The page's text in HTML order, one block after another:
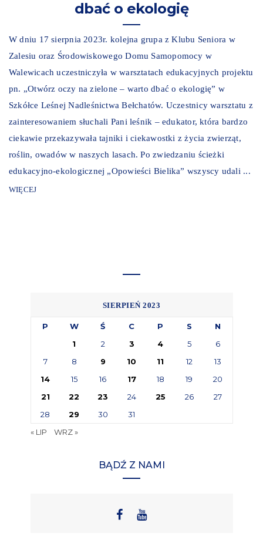
dbać o ekologię
W dniu 17 sierpnia 2023r. kolejna grupa z Klubu Seniora w
Zalesiu oraz Środowiskowego Domu Samopomocy w
Walewicach uczestniczyła w warsztatach edukacyjnych projektu
pn. „Otwórz oczy na zielone – warto dbać o ekologię” w
Szkółce Leśnej Nadleśnictwa Bełchatów. Uczestnicy warsztatu z
zainteresowaniem słuchali Pani leśnik – edukator, która bardzo
ciekawie przekazywała tajniki i ciekawostki z życia zwierząt,
roślin, owadów w naszych lasach. Po zwiedzaniu ścieżki
edukacyjno-ekologicznej „Opowieści Bielika” wszyscy udali ...
WIĘCEJ
SIERPIEŃ 2023
P W Ś C P S
N
1
2 3 4 5
6
7
8 9 10 11 12
13
14
15 16 17 18 19
20
21
22 23 24 25 26
27
28
29 30
31
« LIP
WRZ »
BĄDŹ Z NAMI